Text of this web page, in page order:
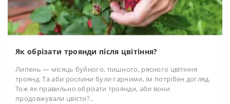
Як обрізати троянди після цвітіння?
Липень — місяць буйного, пишного, рясного цвітіння
троянд. Та аби рослини були гарними, їм потрібен догляд.
Тож як правильно обрізати троянди, аби вони
продовжували цвісти?..